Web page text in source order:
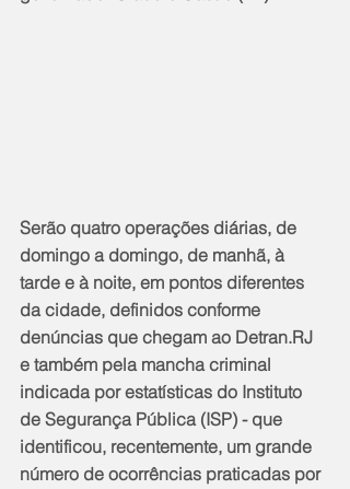
Serão quatro operações diárias, de
domingo a domingo, de manhã, à
tarde e à noite, em pontos diferentes
da cidade, definidos conforme
denúncias que chegam ao Detran.RJ
e também pela mancha criminal
indicada por estatísticas do Instituto
de Segurança Pública (ISP) - que
identificou, recentemente, um grande
número de ocorrências praticadas por